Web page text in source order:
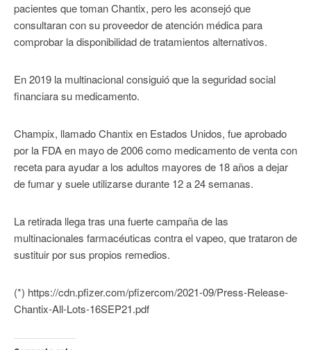
pacientes que toman Chantix, pero les aconsejó que
consultaran con su proveedor de atención médica para
comprobar la disponibilidad de tratamientos alternativos.
En 2019 la multinacional consiguió que la seguridad social
financiara su medicamento.
Champix, llamado Chantix en Estados Unidos, fue aprobado
por la FDA en mayo de 2006 como medicamento de venta con
receta para ayudar a los adultos mayores de 18 años a dejar
de fumar y suele utilizarse durante 12 a 24 semanas.
La retirada llega tras una fuerte campaña de las
multinacionales farmacéuticas contra el vapeo, que trataron de
sustituir por sus propios remedios.
(*) https://cdn.pfizer.com/pfizercom/2021-09/Press-Release-
Chantix-All-Lots-16SEP21.pdf